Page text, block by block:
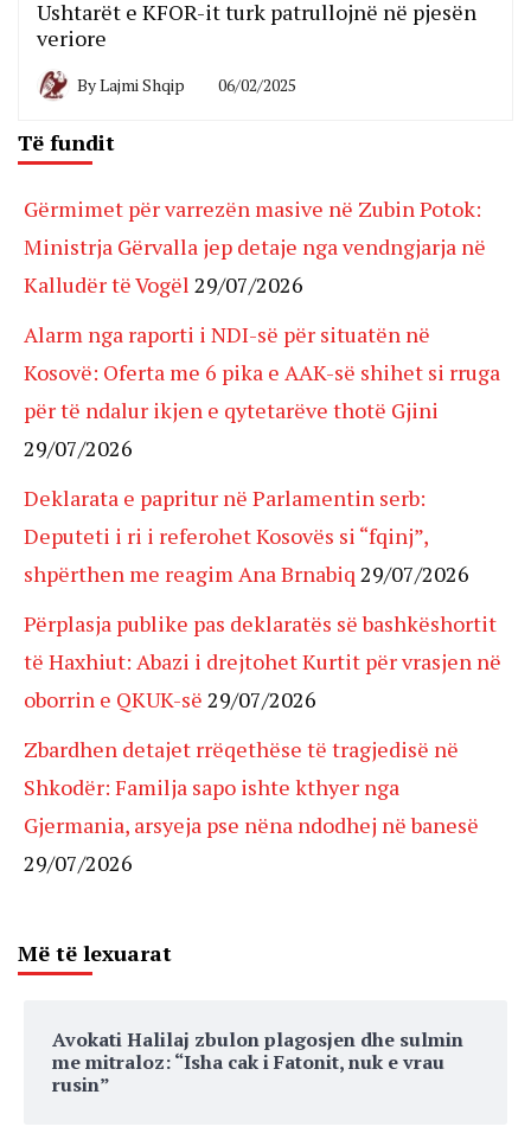
Ushtarët e KFOR-it turk patrullojnë në pjesën
veriore
ByLajmi Shqip 06/02/2025
Të fundit
Gërmimet për varrezën masive në Zubin Potok:
Ministrja Gërvalla jep detaje nga vendngjarja në
Kalludër të Vogël 29/07/2026
Alarm nga raporti i NDI-së për situatën në
Kosovë: Oferta me 6 pika e AAK-së shihet si rruga
për të ndalur ikjen e qytetarëve thotë Gjini
29/07/2026
Deklarata e papritur në Parlamentin serb:
Deputeti i ri i referohet Kosovës si “fqinj”,
shpërthen me reagim Ana Brnabiq 29/07/2026
Përplasja publike pas deklaratës së bashkëshortit
të Haxhiut: Abazi i drejtohet Kurtit për vrasjen në
oborrin e QKUK-së 29/07/2026
Zbardhen detajet rrëqethëse të tragjedisë në
Shkodër: Familja sapo ishte kthyer nga
Gjermania, arsyeja pse nëna ndodhej në banesë
29/07/2026
Më të lexuarat
Avokati Halilaj zbulon plagosjen dhe sulmin
me mitraloz: “Isha cak i Fatonit, nuk e vrau
rusin”